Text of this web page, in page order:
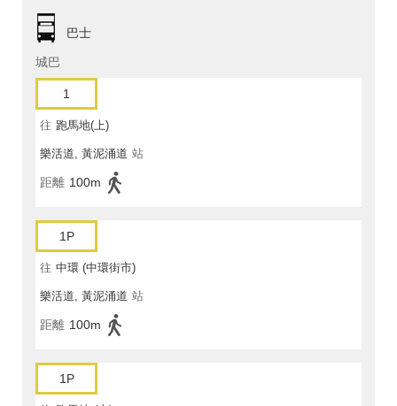
巴士
城巴
1
往 跑馬地(上)
樂活道, 黃泥涌道 站
距離 100m
1P
往 中環 (中環街市)
樂活道, 黃泥涌道 站
距離 100m
1P